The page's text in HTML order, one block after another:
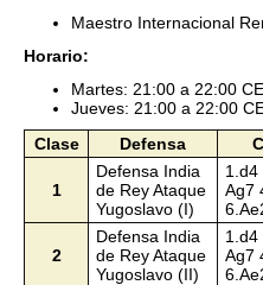
Maestro Internacional
Horario:
Martes: 21:00 a 22:00
Jueves: 21:00 a 22:00
Clase
Defensa
1
Defensa India
de Rey Ataque
Yugoslavo (I)
1.d4
Ag7
2
Defensa India
de Rey Ataque
Yugoslavo (II)
1.d4
Ag7